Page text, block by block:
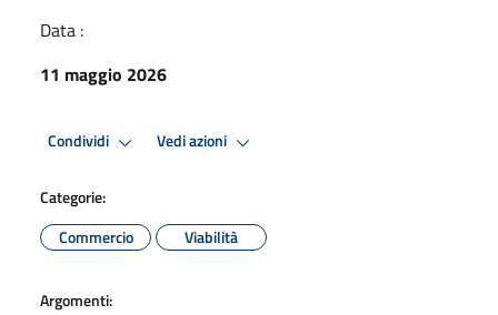
Data :
11 maggio 2026
Condividi Vedi azioni
Categorie:
Commercio
Viabilità
Argomenti: